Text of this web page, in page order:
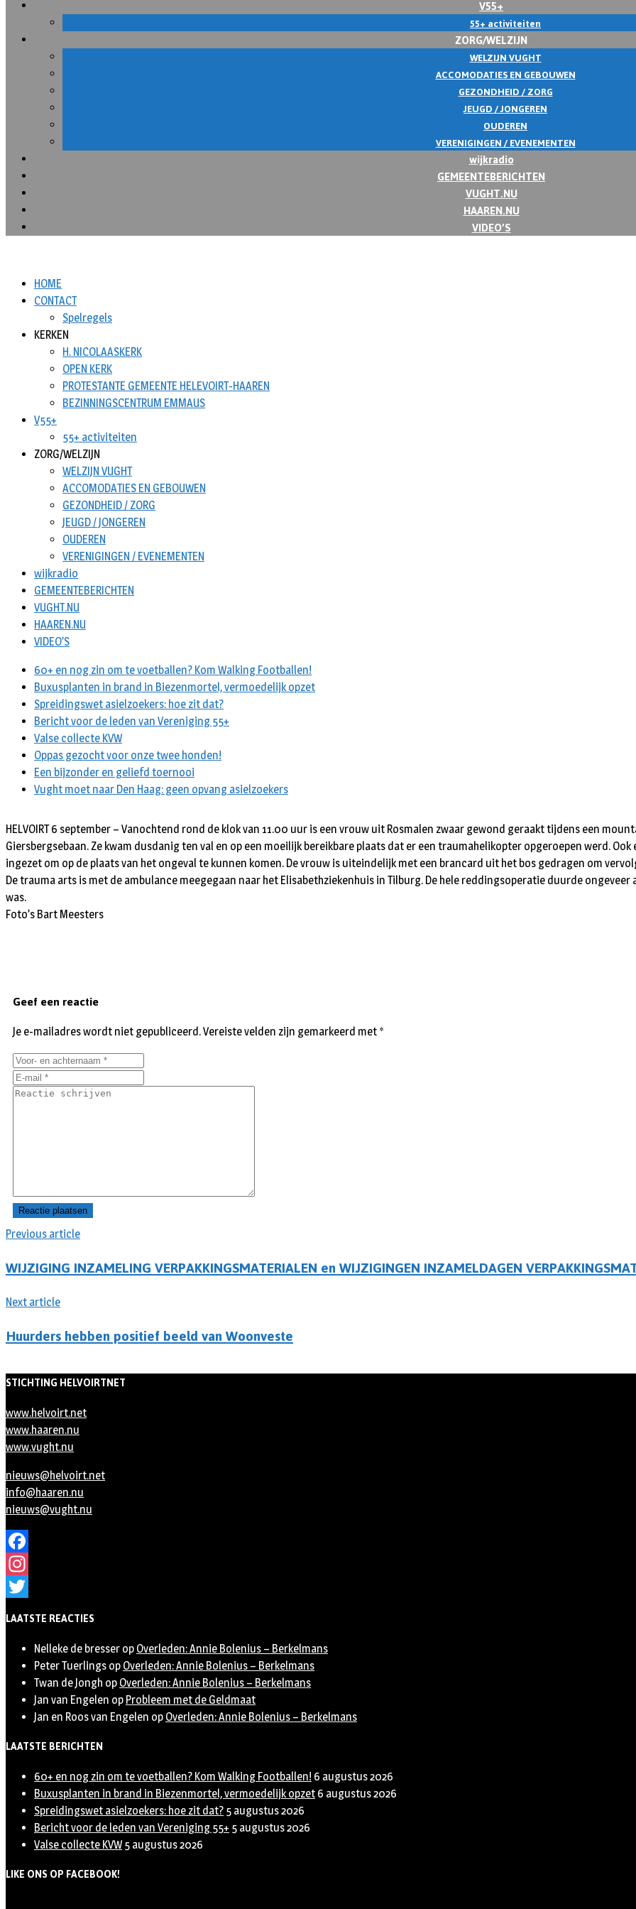
V55+
55+ activiteiten
ZORG/WELZIJN
WELZIJN VUGHT
ACCOMODATIES EN GEBOUWEN
GEZONDHEID / ZORG
JEUGD / JONGEREN
OUDEREN
VERENIGINGEN / EVENEMENTEN
wijkradio
GEMEENTEBERICHTEN
VUGHT.NU
HAAREN.NU
VIDEO’S
HOME
CONTACT
Spelregels
KERKEN
H. NICOLAASKERK
OPEN KERK
PROTESTANTE GEMEENTE HELEVOIRT-HAAREN
BEZINNINGSCENTRUM EMMAUS
V55+
55+ activiteiten
ZORG/WELZIJN
WELZIJN VUGHT
ACCOMODATIES EN GEBOUWEN
GEZONDHEID / ZORG
JEUGD / JONGEREN
OUDEREN
VERENIGINGEN / EVENEMENTEN
wijkradio
GEMEENTEBERICHTEN
VUGHT.NU
HAAREN.NU
VIDEO’S
60+ en nog zin om te voetballen? Kom Walking Footballen!
Buxusplanten in brand in Biezenmortel, vermoedelijk opzet
Spreidingswet asielzoekers: hoe zit dat?
Bericht voor de leden van Vereniging 55+
Valse collecte KVW
Oppas gezocht voor onze twee honden!
Een bijzonder en geliefd toernooi
Vught moet naar Den Haag: geen opvang asielzoekers
HELVOIRT 6 september – Vanochtend rond de klok van 11.00 uur is een vrouw uit Rosmalen zwaar gewond geraakt tijdens een
Giersbergsebaan. Ze kwam dusdanig ten val en op een moeilijk bereikbare plaats dat er een traumahelikopter opgeroepen werd.
ingezet om op de plaats van het ongeval te kunnen komen. De vrouw is uiteindelijk met een brancard uit het bos gedragen om
De trauma arts is met de ambulance meegegaan naar het Elisabethziekenhuis in Tilburg. De hele reddingsoperatie duurde
was.
Foto’s Bart Meesters
Previous article
WIJZIGING INZAMELING VERPAKKINGSMATERIALEN en WIJZIGINGEN INZAMELDAGEN
Next article
Huurders hebben positief beeld van Woonveste
Geef een reactie
Je e-mailadres wordt niet gepubliceerd.Vereiste velden zijn gemarkeerd met *
STICHTING HELVOIRTNET
www.helvoirt.net
www.haaren.nu
www.vught.nu
nieuws@helvoirt.net
info@haaren.nu
nieuws@vught.nu
Facebook
Instagram
LAATSTE REACTIES
Nelleke de bresser op Overleden: Annie Bolenius – Berkelmans
Peter Tuerlings op Overleden: Annie Bolenius – Berkelmans
Twan de Jongh op Overleden: Annie Bolenius – Berkelmans
Jan van Engelen op Probleem met de Geldmaat
Jan en Roos van Engelen op Overleden: Annie Bolenius – Berkelmans
LAATSTE BERICHTEN
60+ en nog zin om te voetballen? Kom Walking Footballen! 6 augustus 2026
Buxusplanten in brand in Biezenmortel, vermoedelijk opzet 6 augustus 2026
Spreidingswet asielzoekers: hoe zit dat? 5 augustus 2026
Bericht voor de leden van Vereniging 55+ 5 augustus 2026
Valse collecte KVW 5 augustus 2026
LIKE ONS OP FACEBOOK!